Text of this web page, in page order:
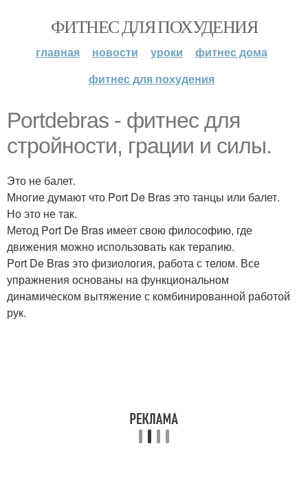
ФИТНЕС ДЛЯ ПОХУДЕНИЯ
главная новости уроки
фитнес дома
фитнес для похудения
Portdebras - фитнес для
стройности, грации и силы.
Это не балет.
Многие думают что Port De Bras это танцы или балет.
Но это не так.
Метод Port De Bras имеет свою философию, где
движения можно использовать как терапию.
Port De Bras это физиология, работа с телом. Все
упражнения основаны на функциональном
динамическом вытяжение с комбинированной работой
рук.